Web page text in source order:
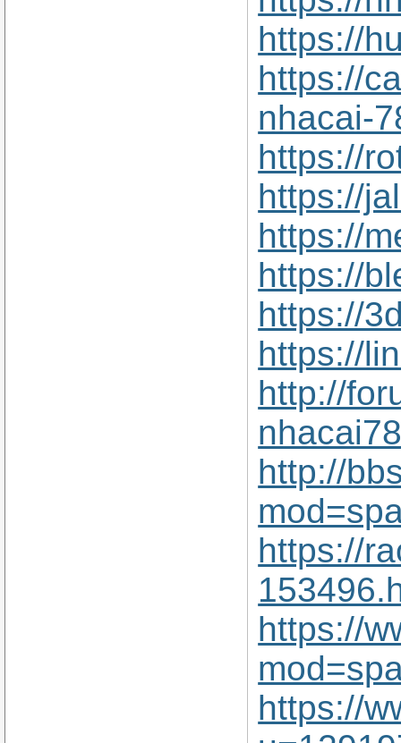
https://
https://
nhacai-
https://
https://
https://
https://
https://
https://
http://
http://
https://
https://
https://